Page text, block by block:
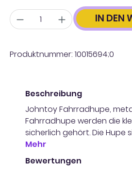
Anzahl IN DEN
Produktnummer: 10015694;0
Beschreibung
Johntoy Fahrradhupe,
Fahrradhupe werden die
sicherlich gehört. Die Hupe
Mehr
Bewertungen